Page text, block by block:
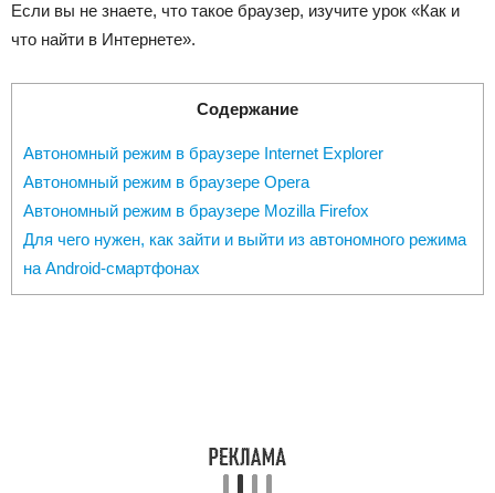
Если вы не знаете, что такое браузер, изучите урок «Как и
что найти в Интернете».
Содержание
Автономный режим в браузере Internet Explorer
Автономный режим в браузере Opera
Автономный режим в браузере Mozilla Firefox
Для чего нужен, как зайти и выйти из автономного режима
на Android-смартфонах